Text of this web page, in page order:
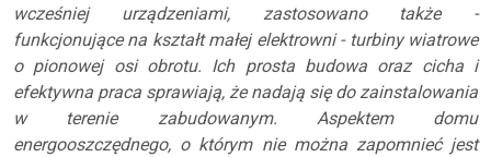
wcześniej urządzeniami, zastosowano także -
funkcjonujące na kształt małej elektrowni - turbiny wiatrowe
o pionowej osi obrotu. Ich prosta budowa oraz cicha i
efektywna praca sprawiają, że nadają się do zainstalowania
w terenie zabudowanym. Aspektem domu
energooszczędnego, o którym nie można zapomnieć jest